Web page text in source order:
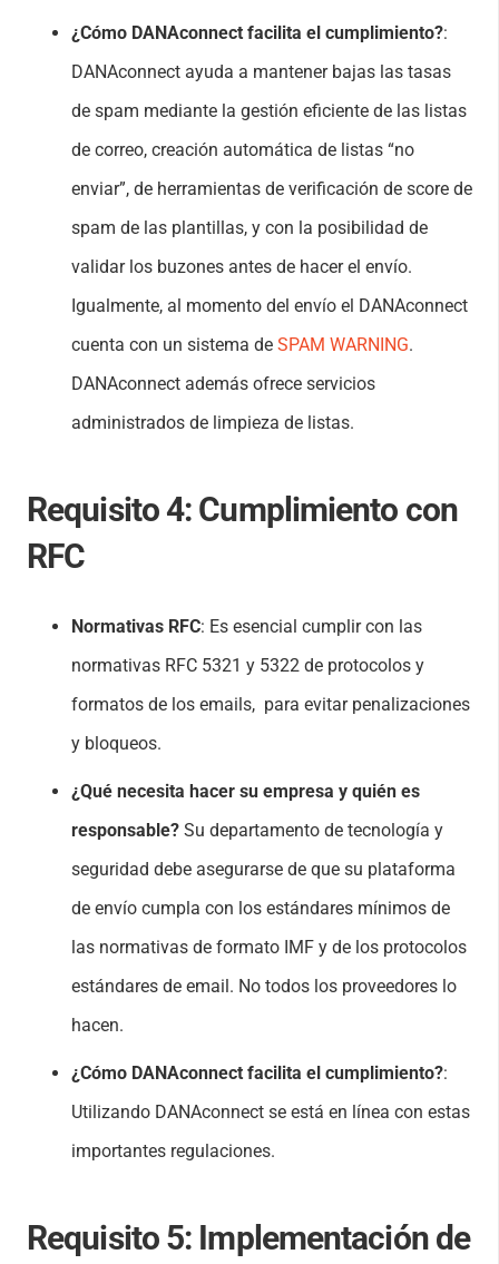
¿Cómo DANAconnect facilita el cumplimiento?:
DANAconnect ayuda a mantener bajas las tasas
de spam mediante la gestión eficiente de las listas
de correo, creación automática de listas “no
enviar”, de herramientas de verificación de score de
spam de las plantillas, y con la posibilidad de
validar los buzones antes de hacer el envío.
Igualmente, al momento del envío el DANAconnect
cuenta con un sistema de SPAM WARNING.
DANAconnect además ofrece servicios
administrados de limpieza de listas.
Requisito 4: Cumplimiento con
RFC
Normativas RFC: Es esencial cumplir con las
normativas RFC 5321 y 5322 de protocolos y
formatos de los emails, para evitar penalizaciones
y bloqueos.
¿Qué necesita hacer su empresa y quién es
responsable? Su departamento de tecnología y
seguridad debe asegurarse de que su plataforma
de envío cumpla con los estándares mínimos de
las normativas de formato IMF y de los protocolos
estándares de email. No todos los proveedores lo
hacen.
¿Cómo DANAconnect facilita el cumplimiento?:
Utilizando DANAconnect se está en línea con estas
importantes regulaciones.
Requisito 5: Implementación de